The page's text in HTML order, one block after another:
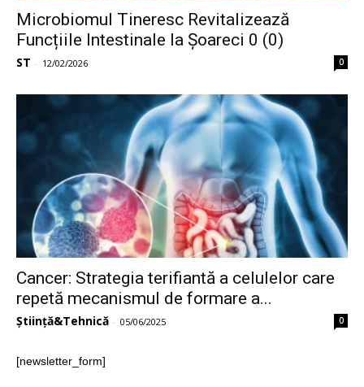
Microbiomul Tineresc Revitalizează
Funcțiile Intestinale la Șoareci 0 (0)
ST - 12/02/2026 0
Cancer: Strategia terifiantă a celulelor care
repetă mecanismul de formare a...
Știință&Tehnică - 05/06/2025 0
[newsletter_form]